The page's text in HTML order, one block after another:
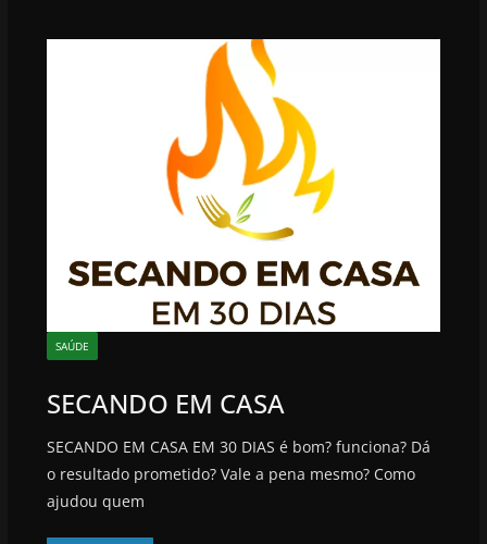
SAÚDE
SECANDO EM CASA
SECANDO EM CASA EM 30 DIAS é bom? funciona? Dá
o resultado prometido? Vale a pena mesmo? Como
ajudou quem